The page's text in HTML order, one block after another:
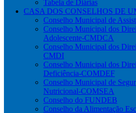
Tabela de Diárias
CASA DOS CONSELHOS DE
Conselho Municipal de
Conselho Municipal dos
Adolescente-CMDCA
Conselho Municipal dos
CMDI
Conselho Municipal dos
Deficiência-COMDEF
Conselho Municipal de
Nutricional-COMSEA
Conselho do FUNDEB
Conselho da Alimentação